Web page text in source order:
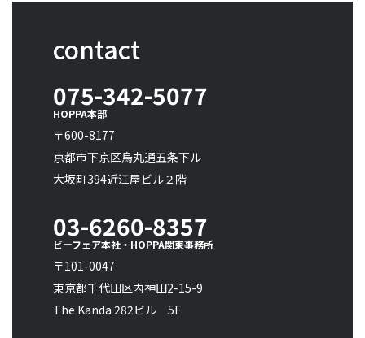
contact
075-342-5077
HOPPA本部
〒600-8177
京都市下京区烏丸通五条下ル
大坂町394近江屋ビル２階
03-6260-8357
ビーフェア本社・HOPPA関東事務所
〒101-0047
東京都千代田区内神田2-15-9
The Kanda 282ビル 5F